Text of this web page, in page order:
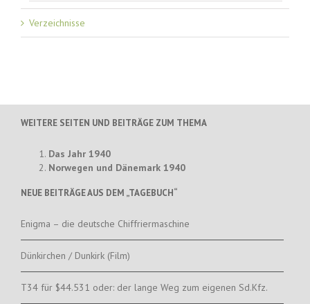
Verzeichnisse
WEITERE SEITEN UND BEITRÄGE ZUM THEMA
Das Jahr 1940
Norwegen und Dänemark 1940
NEUE BEITRÄGE AUS DEM „TAGEBUCH“
Enigma – die deutsche Chiffriermaschine
Dünkirchen / Dunkirk (Film)
T34 für $44.531 oder: der lange Weg zum eigenen Sd.Kfz.